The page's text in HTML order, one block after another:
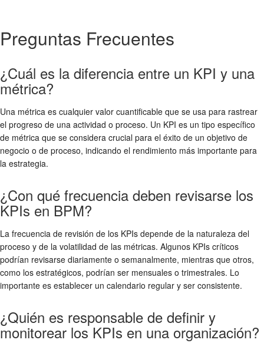
Preguntas Frecuentes
¿Cuál es la diferencia entre un KPI y una
métrica?
Una métrica es cualquier valor cuantificable que se usa para rastrear
el progreso de una actividad o proceso. Un KPI es un tipo específico
de métrica que se considera crucial para el éxito de un objetivo de
negocio o de proceso, indicando el rendimiento más importante para
la estrategia.
¿Con qué frecuencia deben revisarse los
KPIs en BPM?
La frecuencia de revisión de los KPIs depende de la naturaleza del
proceso y de la volatilidad de las métricas. Algunos KPIs críticos
podrían revisarse diariamente o semanalmente, mientras que otros,
como los estratégicos, podrían ser mensuales o trimestrales. Lo
importante es establecer un calendario regular y ser consistente.
¿Quién es responsable de definir y
monitorear los KPIs en una organización?